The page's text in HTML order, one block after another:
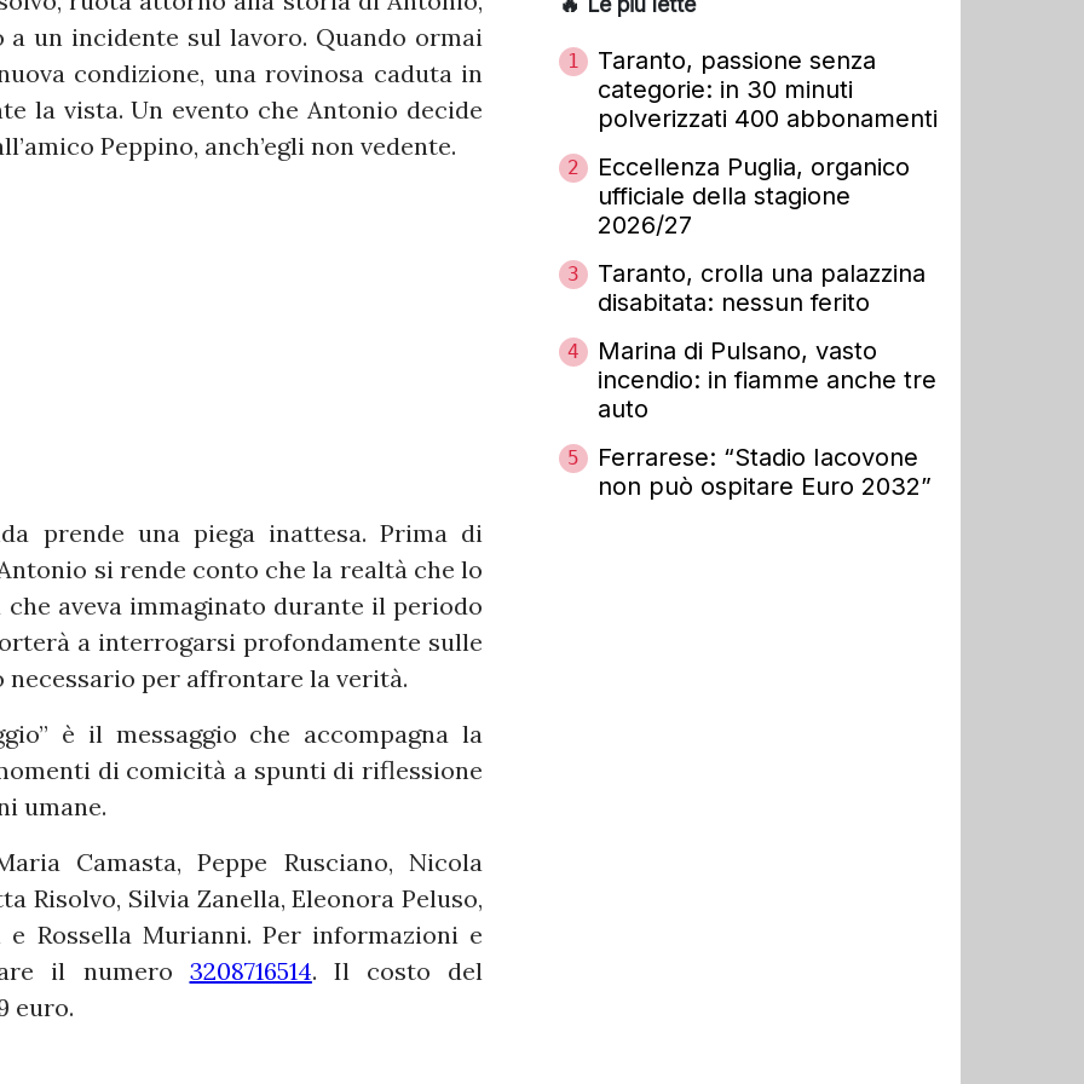
un incidente sul lavoro. Quando ormai
condizione, una rovinosa caduta in
la vista. Un evento che Antonio decide
Peppino, anch’egli non vedente.
prende una piega inattesa. Prima di
si rende conto che la realtà che lo
aveva immaginato durante il periodo
a interrogarsi profondamente sulle
per affrontare la verità.
è il messaggio che accompagna la
di comicità a spunti di riflessione
umane.
Camasta, Peppe Rusciano, Nicola
Risolvo, Silvia Zanella, Eleonora Peluso,
Rossella Murianni. Per informazioni e
il numero 3208716514. Il costo del
euro.
1
Taranto, passione senza
categorie: in 30 minuti
polverizzati 400 abbonamenti
2
Eccellenza Puglia, organico
ufficiale della stagione
2026/27
3
Taranto, crolla una palazzina
disabitata: nessun ferito
4
Marina di Pulsano, vasto
incendio: in fiamme anche tre
auto
5
Ferrarese: “Stadio Iacovone
non può ospitare Euro 2032”